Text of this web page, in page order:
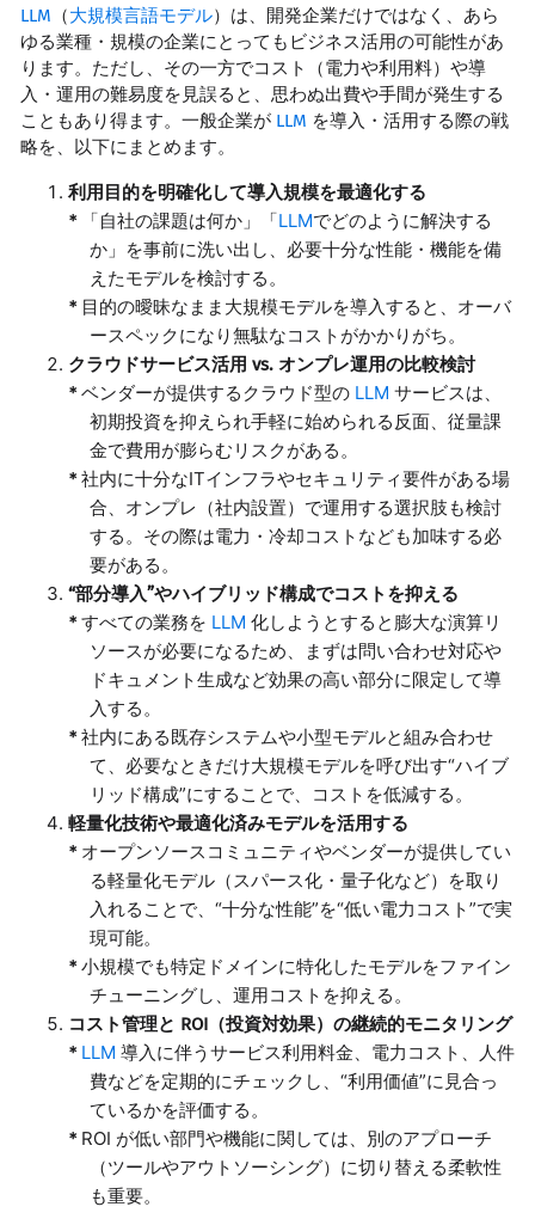
LLM （大規模言語モデル）は、開発企業だけではなく、あら
ゆる業種・規模の企業にとってもビジネス活用の可能性があ
ります。ただし、その一方でコスト（電力や利用料）や導
入・運用の難易度を見誤ると、思わぬ出費や手間が発生する
こともあり得ます。一般企業が LLM を導入・活用する際の戦
略を、以下にまとめます。
利用目的を明確化して導入規模を最適化する
「自社の課題は何か」「LLMでどのように解決する
か」を事前に洗い出し、必要十分な性能・機能を備
えたモデルを検討する。
目的の曖昧なまま大規模モデルを導入すると、オーバ
ースペックになり無駄なコストがかかりがち。
クラウドサービス活用 vs. オンプレ運用の比較検討
ベンダーが提供するクラウド型の LLM サービスは、
初期投資を抑えられ手軽に始められる反面、従量課
金で費用が膨らむリスクがある。
社内に十分なITインフラやセキュリティ要件がある場
合、オンプレ（社内設置）で運用する選択肢も検討
する。その際は電力・冷却コストなども加味する必
要がある。
“部分導入”やハイブリッド構成でコストを抑える
すべての業務を LLM 化しようとすると膨大な演算リ
ソースが必要になるため、まずは問い合わせ対応や
ドキュメント生成など効果の高い部分に限定して導
入する。
社内にある既存システムや小型モデルと組み合わせ
て、必要なときだけ大規模モデルを呼び出す“ハイブ
リッド構成”にすることで、コストを低減する。
軽量化技術や最適化済みモデルを活用する
オープンソースコミュニティやベンダーが提供してい
る軽量化モデル（スパース化・量子化など）を取り
入れることで、“十分な性能”を“低い電力コスト”で実
現可能。
小規模でも特定ドメインに特化したモデルをファイン
チューニングし、運用コストを抑える。
コスト管理と ROI（投資対効果）の継続的モニタリング
LLM 導入に伴うサービス利用料金、電力コスト、人件
費などを定期的にチェックし、“利用価値”に見合っ
ているかを評価する。
ROI が低い部門や機能に関しては、別のアプローチ
（ツールやアウトソーシング）に切り替える柔軟性
も重要。